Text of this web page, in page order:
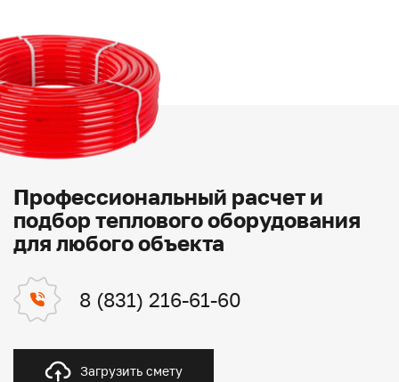
Профессиональный расчет и
подбор теплового оборудования
для любого объекта
8 (831) 216-61-60
Загрузить смету